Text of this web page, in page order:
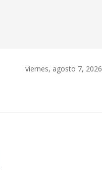
viernes, agosto 7, 2026